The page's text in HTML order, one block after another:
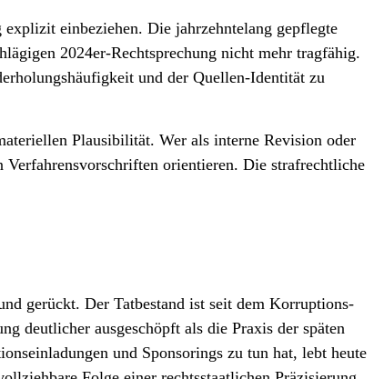
einbeziehen. Die jahrzehntelang gepflegte
2024er-Rechtsprechung nicht mehr tragfähig.
und der Quellen-Identität zu
Plausibilität. Wer als interne Revision oder
orientieren. Die strafrechtliche
gerückt. Der Tatbestand ist seit dem Korruptions­
deutlicher ausgeschöpft als die Praxis der späten
und Sponsorings zu tun hat, lebt heute